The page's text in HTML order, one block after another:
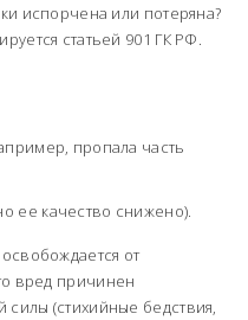
испорчена или потеряна?
статьей 901 ГК РФ.
пропала часть
ее качество снижено).
от
вред причинен
(стихийные бедствия,